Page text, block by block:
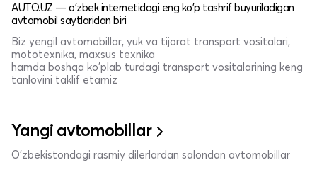
AUTO.UZ — o'zbek internetidagi eng ko'p tashrif buyuriladigan
avtomobil saytlaridan biri
Biz yengil avtomobillar, yuk va tijorat transport vositalari,
mototexnika, maxsus texnika
hamda boshqa ko'plab turdagi transport vositalarining keng
tanlovini taklif etamiz
Yangi avtomobillar
O'zbekistondagi rasmiy dilerlardan salondan avtomobillar